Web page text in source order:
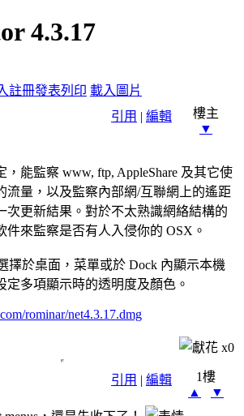
4.3.17
註冊發表列印 載入圖片
引用 | 編輯
樓主
▼
能監察 www, ftp, AppleShare 及其它使
流量，以及監察內部網/互聯網上的遙距
次更新結果。對於不太熟識網絡結構的
件來監察是否有人入侵你的 OSX。
擇於桌面，菜單或於 Dock 內顯示本機
定多項顯示時的透明度及顏色。
rominar/net4.3.17.dmg
x0
引用 | 編輯
1樓
▲
▼